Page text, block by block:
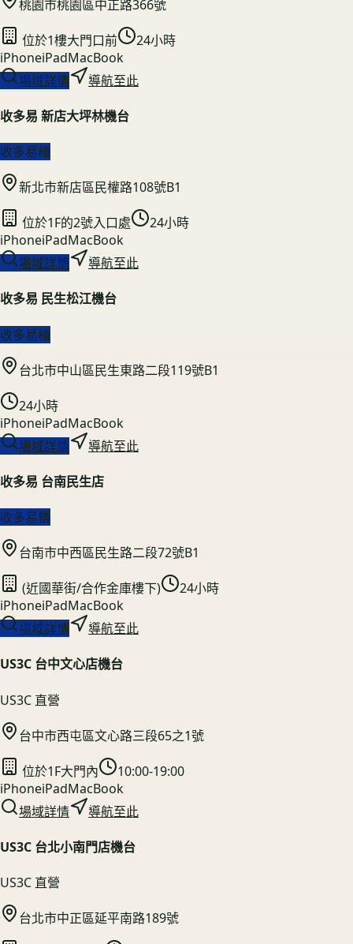
桃園市桃園區中正路366號
位於1樓大門口前
24小時
iPhoneiPadMacBook
場域詳情
導航至此
收多易 新店大坪林機台
收多易櫃
新北市新店區民權路108號B1
位於1F的2號入口處
24小時
iPhoneiPadMacBook
場域詳情
導航至此
收多易 民生松江機台
收多易櫃
台北市中山區民生東路二段119號B1
24小時
iPhoneiPadMacBook
場域詳情
導航至此
收多易 台南民生店
收多易櫃
台南市中西區民生路二段72號B1
(近國華街/合作金庫樓下)
24小時
iPhoneiPadMacBook
場域詳情
導航至此
US3C 台中文心店機台
US3C 直營
台中市西屯區文心路三段65之1號
位於1F大門內
10:00-19:00
iPhoneiPadMacBook
場域詳情
導航至此
US3C 台北小南門店機台
US3C 直營
台北市中正區延平南路189號